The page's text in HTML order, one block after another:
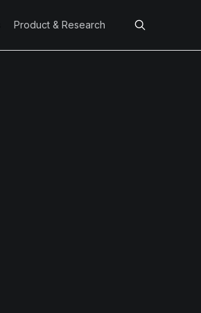
Product & Research